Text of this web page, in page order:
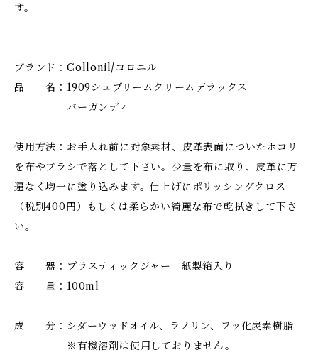
す。
ブランド：Collonil/コロニル
品 名：1909シュプリームクリームデラックス
バーガンディ
使用方法：お手入れ前に対象素材、皮革表面についたホコリ
を布やブラシで落として下さい。少量を布に取り、皮革に万
遍なく均一に塗り込みます。仕上げにポリッシングクロス
（税別400円）もしくは柔らかい綺麗な布で乾拭きして下さ
い。
容 器：プラスティックジャー 紙製箱入り
容 量：100ml
成 分：シダーウッドオイル、ラノリン、フッ化炭素樹脂
※有機溶剤は使用しておりません。